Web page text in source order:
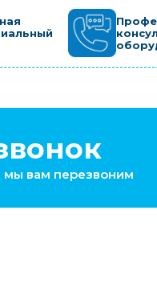
мы вам перезвоним